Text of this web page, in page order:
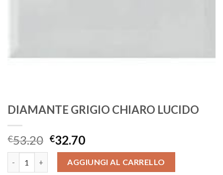
DIAMANTE GRIGIO CHIARO LUCIDO
€53.20 €32.70
DIAMANTE GRIGIO CHIARO LUCIDO quantità
AGGIUNGI AL CARRELLO